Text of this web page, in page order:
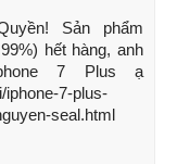
Sản phẩm
hết hàng, anh
7 Plus ạ
iphone-7-plus-
seal.html